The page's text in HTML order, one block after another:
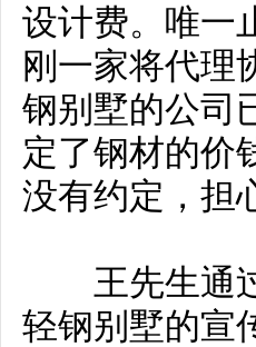
设计费。唯一
刚一家将代理
钢别墅的公司
定了钢材的价
没有约定，担
王先生通过
轻钢别墅的宣